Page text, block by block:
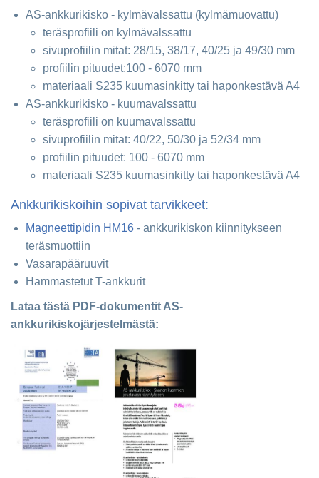
AS-ankkurikisko - kylmävalssattu (kylmämuovattu)
teräsprofiili on kylmävalssattu
sivuprofiilin mitat: 28/15, 38/17, 40/25 ja 49/30 mm
profiilin pituudet:100 - 6070 mm
materiaali S235 kuumasinkitty tai haponkestävä A4
AS-ankkurikisko - kuumavalssattu
teräsprofiili on kuumavalssattu
sivuprofiilin mitat: 40/22, 50/30 ja 52/34 mm
profiilin pituudet: 100 - 6070 mm
materiaali S235 kuumasinkitty tai haponkestävä A4
Ankkurikiskoihin sopivat tarvikkeet:
Magneettipidin HM16 - ankkurikiskon kiinnitykseen
teräsmuottiin
Vasarapääruuvit
Hammastetut T-ankkurit
Lataa tästä PDF-dokumentit AS-
ankkurikiskojärjestelmästä: